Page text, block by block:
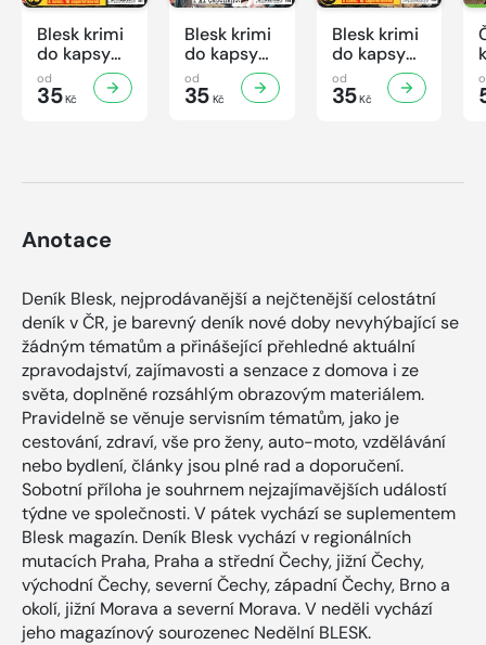
Blesk krimi
do kapsy
č.7/2026
od
35Kč
Blesk krimi
do kapsy
č.6/2026
od
35Kč
Blesk krimi
do kapsy
č.5/2026
od
35Kč
Anotace
Deník Blesk, nejprodávanější a nejčtenější celostátní
deník v ČR, je barevný deník nové doby nevyhýbající se
žádným tématům a přinášející přehledné aktuální
zpravodajství, zajímavosti a senzace z domova i ze
světa, doplněné rozsáhlým obrazovým materiálem.
Pravidelně se věnuje servisním tématům, jako je
cestování, zdraví, vše pro ženy, auto-moto, vzdělávání
nebo bydlení, články jsou plné rad a doporučení.
Sobotní příloha je souhrnem nejzajímavějších událostí
týdne ve společnosti. V pátek vychází se suplementem
Blesk magazín. Deník Blesk vychází v regionálních
mutacích Praha, Praha a střední Čechy, jižní Čechy,
východní Čechy, severní Čechy, západní Čechy, Brno a
okolí, jižní Morava a severní Morava. V neděli vychází
jeho magazínový sourozenec Nedělní BLESK.